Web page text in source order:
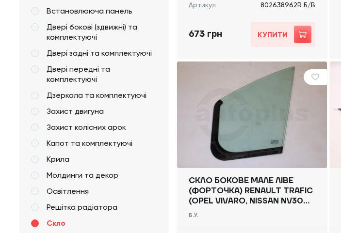
Встановлююча панель
Двері бокові (здвижні) та
комплектуючі
Двері задні та комплектуючі
Двері передні та
комплектуючі
Дзеркала та комплектуючі
Захист двигуна
Захист колісних арок
Капот та комплектуючі
Крила
Молдинги та декор
Освітлення
Решітка радіатора
Скло
Артикул
802638962R Б/В
673 грн КУПИТИ
СКЛО БОКОВЕ МАЛЕ ЛІВЕ
(ФОРТОЧКА) RENAULT TRAFIC
(OPEL VIVARO, NISSAN NV300)
2014 -, 802633742R Б/В
Б.У.